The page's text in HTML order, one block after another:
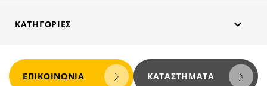
ΚΑΤΗΓΟΡΊΕΣ 
ΕΠΙΚΟΙΝΩΝΊΑ ΚΑΤΑΣΤΉΜΑΤΑ